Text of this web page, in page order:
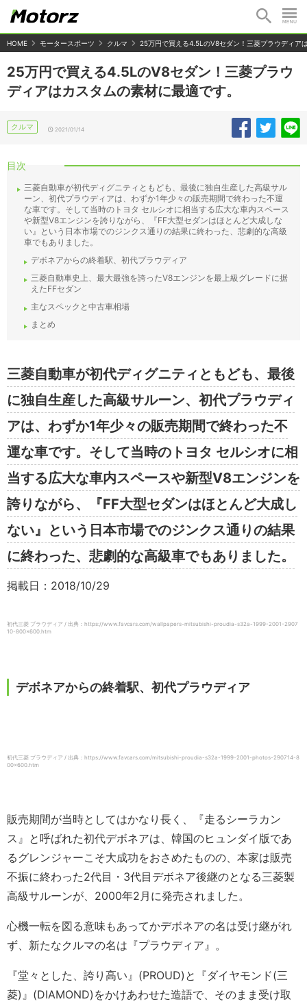
HOME モータースポーツ クルマ 25万円で買える4.5LのV8セダン！三菱プラウディア
25万円で買える4.5LのV8セダン！三菱プラウ
ディアはカスタムの素材に最適です。
クルマ 2021/01/14
目次
三菱自動車が初代ディグニティともども、最後に独自生産した高級サル
ーン、初代プラウディアは、わずか1年少々の販売期間で終わった不運
な車です。そして当時のトヨタ セルシオに相当する広大な車内スペース
や新型V8エンジンを誇りながら、『FF大型セダンはほとんど大成しな
い』という日本市場でのジンクス通りの結果に終わった、悲劇的な高級
車でもありました。
デボネアからの終着駅、初代プラウディア
三菱自動車史上、最大最強を誇ったV8エンジンを最上級グレードに据
えたFFセダン
主なスペックと中古車相場
まとめ
三菱自動車が初代ディグニティともども、最後
に独自生産した高級サルーン、初代プラウディ
アは、わずか1年少々の販売期間で終わった不
運な車です。そして当時のトヨタ セルシオに相
当する広大な車内スペースや新型V8エンジンを
誇りながら、『FF大型セダンはほとんど大成し
ない』という日本市場でのジンクス通りの結果
に終わった、悲劇的な高級車でもありました。
掲載日：2018/10/29
初代三菱 プラウディア / 出典：https://www.favcars.com/wallpapers-mitsubishi-proudia-s32a-1999-2001-2907
10-800×600.htm
デボネアからの終着駅、初代プラウディア
初代三菱 プラウディア / 出典：https://www.favcars.com/mitsubishi-proudia-s32a-1999-2001-photos-290714-8
00×600.htm
販売期間が当時としてはかなり長く、『走るシーラカン
ス』と呼ばれた初代デボネアは、韓国のヒュンダイ版であ
るグレンジャーこそ大成功をおさめたものの、本家は販売
不振に終わった2代目・3代目デボネア後継のとなる三菱製
高級サルーンが、2000年2月に発売されました。
心機一転を図る意味もあってかデボネアの名は受け継がれ
ず、新たなクルマの名は『プラウディア』。
『堂々とした、誇り高い』(PROUD)と『ダイヤモンド(三
菱)』(DIAMOND)をかけあわせた造語で、そのまま受け取